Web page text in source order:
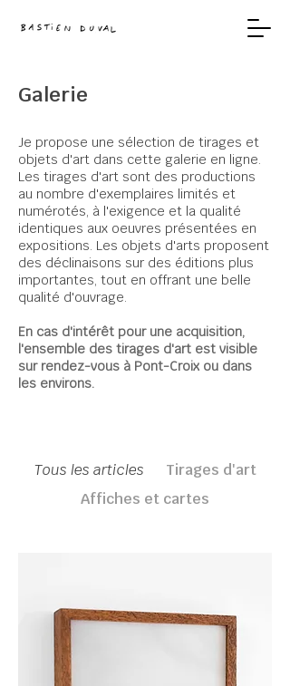
Galerie
Je propose une sélection de tirages et
objets d'art dans cette galerie en ligne.
Les tirages d'art sont des productions
au nombre d'exemplaires limités et
numérotés, à l'exigence et la qualité
identiques aux oeuvres présentées en
expositions. Les objets d'arts proposent
des déclinaisons sur des éditions plus
importantes, tout en offrant une belle
qualité d'ouvrage.
En cas d'intérêt pour une acquisition,
l'ensemble des tirages d'art est visible
sur rendez-vous à Pont-Croix ou dans
les environs.
Tous les articles
Tirages d'art
Affiches et cartes